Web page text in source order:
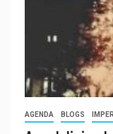
AGENDA BLOGS